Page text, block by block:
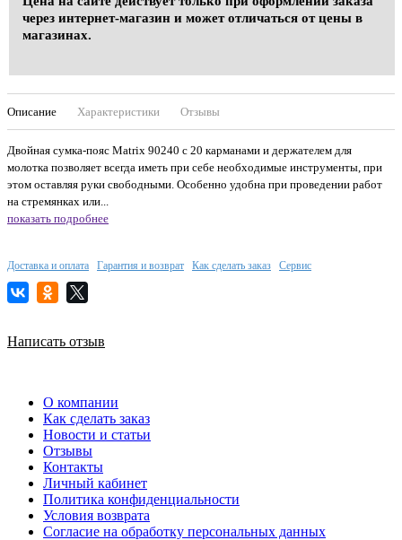
через интернет-магазин и может отличаться от цены в
магазинах.
Описание Характеристики Отзывы
Двойная сумка-пояс Matrix 90240 с 20 карманами и держателем для
молотка позволяет всегда иметь при себе необходимые инструменты, при
этом оставляя руки свободными. Особенно удобна при проведении работ
на стремянках или...
показать подробнее
Доставка и оплата Гарантия и возврат Как сделать заказ Сервис
Написать отзыв
О компании
Как сделать заказ
Новости и статьи
Отзывы
Контакты
Личный кабинет
Политика конфиденциальности
Условия возврата
Согласие на обработку персональных данных